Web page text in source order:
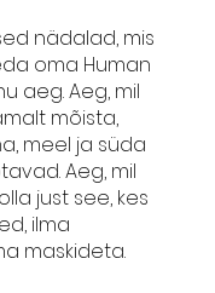
nädalad, mis
oma Human
aeg. Aeg, mil
mõista,
meel ja süda
Aeg, mil
just see, kes
ilma
maskideta.